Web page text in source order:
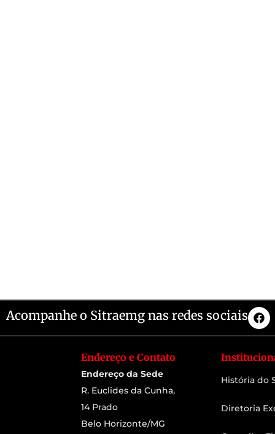
Acompanhe o Sitraemg nas redes sociais
Endereço e Contato
Endereço da Sede
R. Euclides da Cunha,
14 Prado
Belo Horizonte/MG
História do
Diretoria